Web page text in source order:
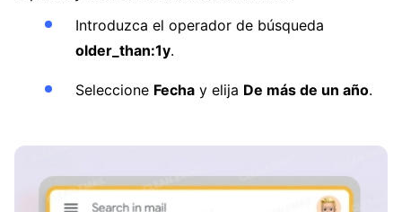
Introduzca el operador de búsqueda
older_than:1y.
Seleccione Fecha y elija De más de un año.